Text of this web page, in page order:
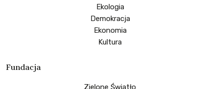
Ekologia
Demokracja
Ekonomia
Kultura
Fundacja
Zielone Światło